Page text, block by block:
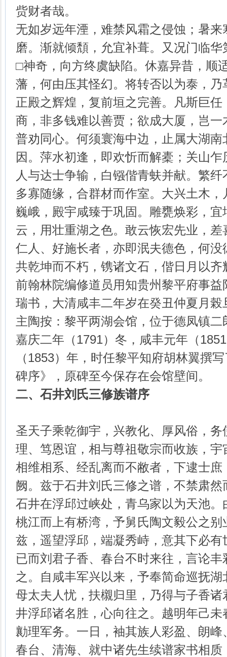
赀财者哉。
无如岁远年湮，难禁风霜之侵蚀；暑
磨。渐就倾頽，允宜补葺。又况门临
□神奇，向方终虞缺陷。休嘉异昔，顺
藩，何由压其怪幻。将转否以为泰，
正殿之辉煌，复前垣之完善。凡斯巨
商，非多钱难以善贾；欲成大厦，岂
普劝同心。何须寰海中边，止属大湖
因。萍水初逢，即欢忻而解橐；关山
人与达士争输，白镪偕青蚨并献。繁
多寡随缘，合群材而作室。大兴土木
巍峨，殿宇咸臻于巩固。雕甕焕彩，
云，用壮重湖之色。敢云恢宏先业，
仁人、好施长者，亦即泯夫德色，何
共乾坤而不朽，镌诸文石，偕日月以
前翰林院编修道员用知贵州黎平府事
瑞书，大清咸丰二年岁在癸丑仲夏月榖
主陶按：黎平两湖会馆，位于德凤镇
嘉庆二年（1791）冬，咸丰元年（
（1853）年，时任黎平知府胡林翼撰
碑序》，原碑至今保存在会馆壁间。
二、石井刘氏三修族谱序
圣天子乘乾御宇，兴教化、厚风俗，
理、笃恩谊，相与尊祖敬宗而收族，
相维相系、经乱离而不敝者，下逮士
阙。兹于石井刘氏三修之谱，不禁肃然
石井在浮邱过峡处，青乌家以为天池
桃江而上有桥湾，予舅氏陶文毅公之
兹，遥望浮邱，端凝秀峙，意其下必
已而刘君子香、春台不时来往，言论
之。自咸丰军兴以来，予奉简命巡抚
母太夫人忧，扶櫬归里，乃得与子香
井浮邱诸名胜，心向往之。越明年己
勷理军务。一日，袖其族人彩盈、朗
春台、清海、就中诸先生续谱家书相